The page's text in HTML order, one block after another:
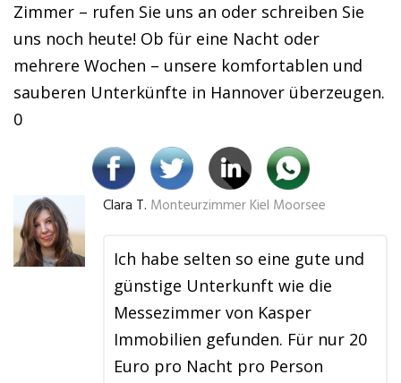
Zimmer – rufen Sie uns an oder schreiben Sie
uns noch heute! Ob für eine Nacht oder
mehrere Wochen – unsere komfortablen und
sauberen Unterkünfte in Hannover überzeugen.
0
Clara T. Monteurzimmer Kiel Moorsee
Ich habe selten so eine gute und
günstige Unterkunft wie die
Messezimmer von Kasper
Immobilien gefunden. Für nur 20
Euro pro Nacht pro Person